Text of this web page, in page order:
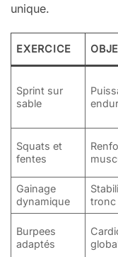
unique.
EXERCICE
Sprint sur
sable
Squats et
fentes
Gainage
dynamique
tronc
Burpees
adaptés